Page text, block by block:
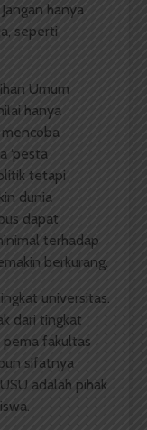
hanya
seperti
Umum
hanya
‘pesta
tetapi
dunia
dapat
terhadap
berkurang.
universitas.
dari tingkat
pema fakultas
sifatnya
adalah pihak